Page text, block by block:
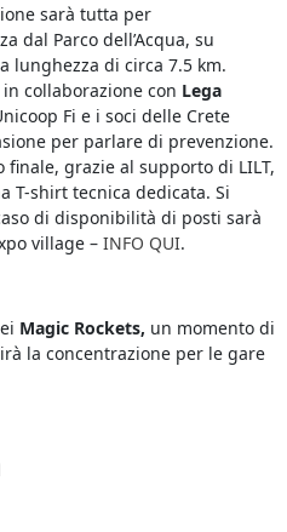
sarà tutta per
dal Parco dell’Acqua, su
lunghezza di circa 7.5 km.
in collaborazione con Lega
Fi e i soci delle Crete
per parlare di prevenzione.
grazie al supporto di LILT,
T-shirt tecnica dedicata. Si
di disponibilità di posti sarà
village – INFO QUI.
Magic Rockets, un momento di
la concentrazione per le gare